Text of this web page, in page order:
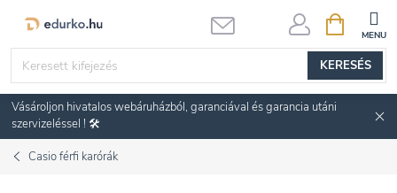
KERESÉS
KOSÁR
Vásároljon hivatalos webáruházból, garanciával és garancia utáni
szervizeléssel ! 🛠️
Casio férfi karórák